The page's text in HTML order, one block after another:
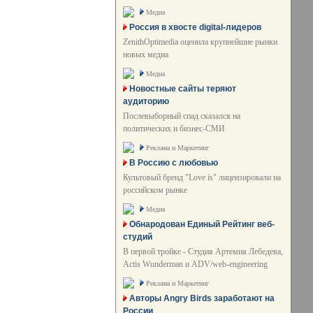
Медиа
Россия в хвосте digital-лидеров
ZenithOptimedia оценила крупнейшие рынки
новых медиа
Медиа
Новостные сайты теряют
аудиторию
Послевыборный спад сказался на
политических и бизнес-СМИ
Реклама и Маркетинг
В Россию с любовью
Культовый бренд "Love is" лицензировали на
российском рынке
Медиа
Обнародован Единый Рейтинг веб-
студий
В первой тройке - Студия Артемия Лебедева,
Actis Wunderman и ADV/web-engineering
Реклама и Маркетинг
Авторы Angry Birds заработают на
России